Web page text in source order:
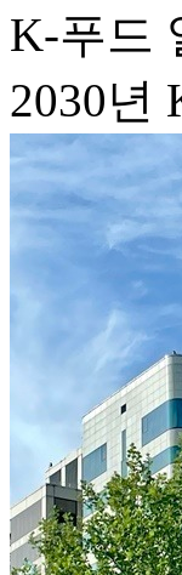
K-푸드
2030년